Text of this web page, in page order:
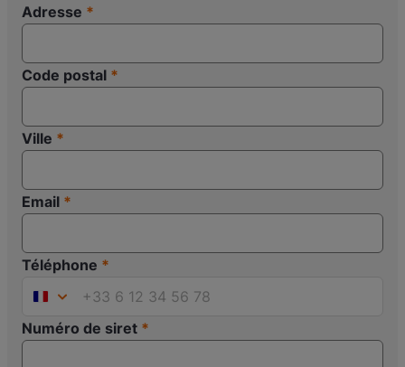
Adresse
Code postal
Ville
Email
Téléphone
France
Numéro de siret